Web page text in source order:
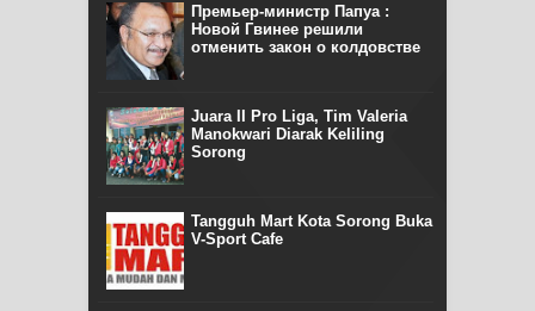
Премьер-министр Папуа :
Новой Гвинее решили
отменить закон о колдовстве
Juara II Pro Liga, Tim Valeria
Manokwari Diarak Keliling
Sorong
Tangguh Mart Kota Sorong Buka
V-Sport Cafe